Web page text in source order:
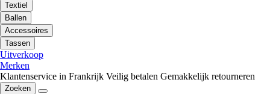
Textiel
Ballen
Accessoires
Tassen
Uitverkoop
Merken
Klantenservice in Frankrijk Veilig betalen Gemakkelijk retourneren
Zoeken